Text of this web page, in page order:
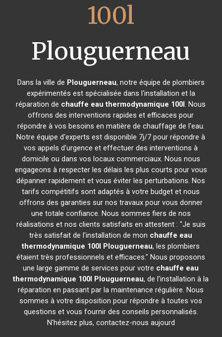
100l
Plouguerneau
Dans la ville de Plouguerneau, notre équipe de plombiers
expérimentés est spécialisée dans l'installation et la
réparation de chauffe eau thermodynamique 100l. Nous
offrons des interventions rapides et efficaces pour
répondre à vos besoins en matière de chauffage de l'eau.
Notre équipe d'experts est disponible 7j/7 pour répondre à
vos appels d'urgence et effectuer des interventions à
domicile ou dans vos locaux commerciaux. Nous nous
engageons à respecter les délais les plus courts pour vous
dépanner rapidement et vous éviter les perturbations. Nos
tarifs compétitifs sont adaptés à votre budget et nous
offrons des garanties sur nos travaux pour vous donner
une totale confiance. Nous sommes fiers de nos
réalisations et nos clients satisfaits en attestent : "Je suis
très satisfait de l'installation de mon chauffe eau
thermodynamique 100l Plouguerneau, les plombiers
étaient très professionnels et efficaces." Nous proposons
une large gamme de services pour votre chauffe eau
thermodynamique 100l Plouguerneau, de l'installation à la
réparation en passant par la maintenance régulière. Nous
sommes à votre disposition pour répondre à toutes vos
questions et vous fournir des conseils personnalisés.
N'hésitez plus, contactez-nous aujourd